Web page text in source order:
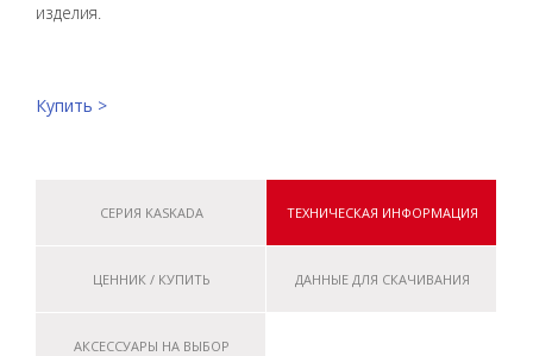
изделия.
Купить >
СЕРИЯ KASKADA ТЕХНИЧЕСКАЯ ИНФОРМАЦИЯ
ЦЕННИК / КУПИТЬ ДАННЫЕ ДЛЯ СКАЧИВАНИЯ
АКСЕССУАРЫ НА ВЫБОР